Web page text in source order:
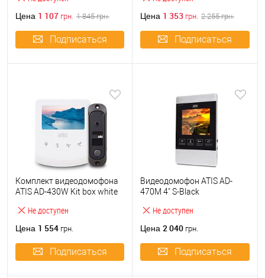
Цена 1 107 грн. 1 845грн.
Подписаться
Цена 1 353 грн. 2 255грн.
Подписаться
Не доступен
Комплект видеодомофона
ATIS AD-430W Kit box white
Цена 1 554 грн.
Подписаться
Не доступен
Видеодомофон ATIS AD-
470M 4" S-Black
Цена 2 040 грн.
Подписаться